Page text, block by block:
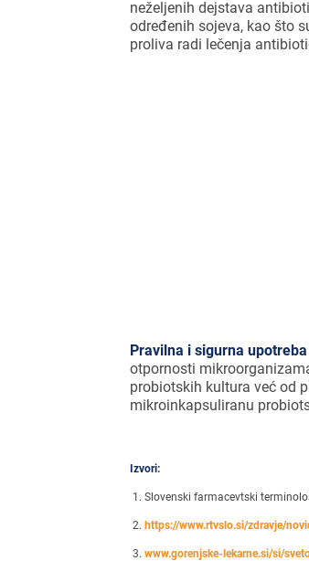
neželjenih dejstava
određenih sojeva, kao što
proliva radi lečenja
Pravilna i sigurna
otpornosti
probiotskih kultura već od
mikroinkapsuliranu
Izvori:
Slovenski farmacevtski
https://www.rtvslo.si/zdravje/
www.gorenjske-lekarne.si/si/